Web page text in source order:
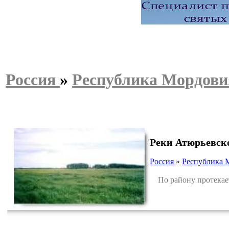
Россия » Республика
Реки
Россия » Республика
По району